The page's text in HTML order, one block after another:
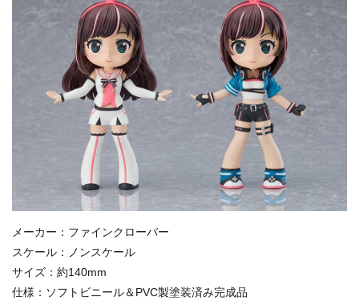
メーカー：ファインクローバー
スケール：ノンスケール
サイズ：約140mm
仕様：ソフトビニール＆PVC製塗装済み完成品